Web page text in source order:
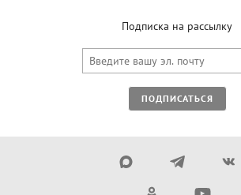
Подписка на рассылку
ПОДПИСАТЬСЯ